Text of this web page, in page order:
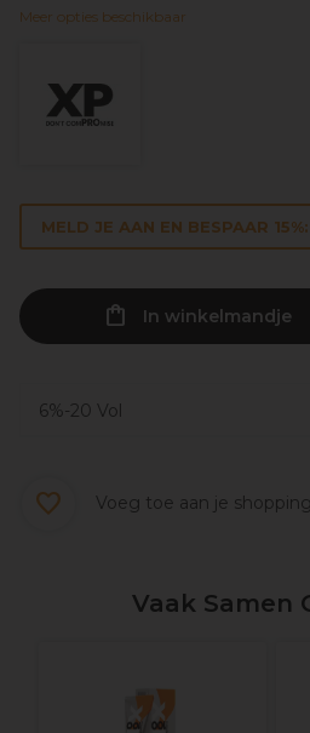
Meer opties beschikbaar
MELD JE AAN EN BESPAAR
In winkelmandje
Voeg toe aan je
Vaak Samen